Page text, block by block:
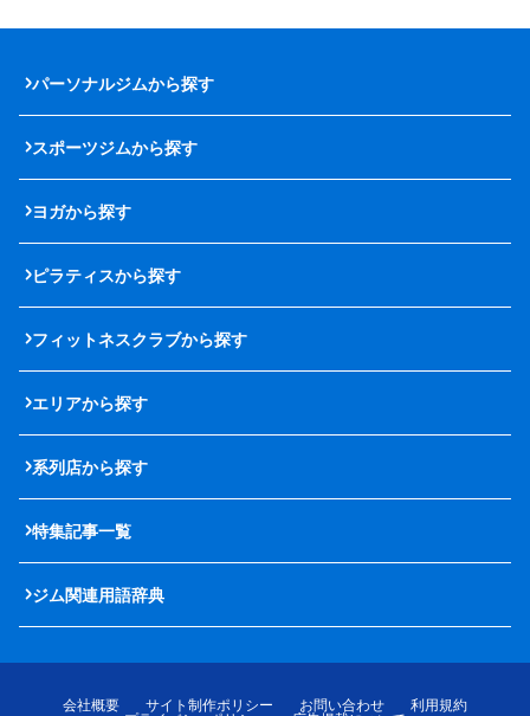
パーソナルジムから探す
スポーツジムから探す
ヨガから探す
ピラティスから探す
フィットネスクラブから探す
エリアから探す
系列店から探す
特集記事一覧
ジム関連用語辞典
会社概要 サイト制作ポリシー お問い合わせ
利用規約